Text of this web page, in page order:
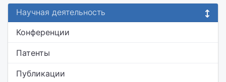
Научная деятельность
Конференции
Патенты
Публикации